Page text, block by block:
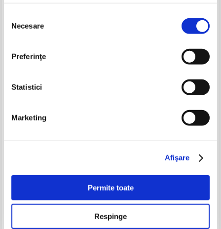
consimțământului
Necesare
Preferinţe
Statistici
Marketing
Afişare
Permite toate
Respinge
Marin Preda - Delirul
Lei
-60%